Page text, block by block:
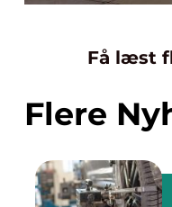
Få læst
Flere